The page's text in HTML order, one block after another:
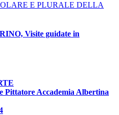
E PLURALE DELLA
Visite guidate in
Pittatore Accademia Albertina